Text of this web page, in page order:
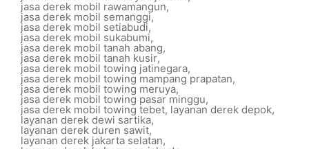
jasa derek mobil rawamangun,
jasa derek mobil semanggi,
jasa derek mobil setiabudi,
jasa derek mobil sukabumi,
jasa derek mobil tanah abang,
jasa derek mobil tanah kusir,
jasa derek mobil towing jatinegara,
jasa derek mobil towing mampang prapatan,
jasa derek mobil towing meruya,
jasa derek mobil towing pasar minggu,
jasa derek mobil towing tebet, layanan derek depok,
layanan derek dewi sartika,
layanan derek duren sawit,
layanan derek jakarta selatan,